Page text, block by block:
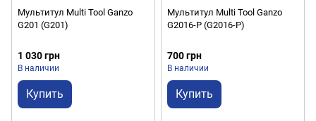
Мультитул Multi Tool Ganzo
G201 (G201)
1 030 грн
В наличии
Купить
Мультитул Multi Tool Ganzo
G2016-P (G2016-P)
700 грн
В наличии
Купить